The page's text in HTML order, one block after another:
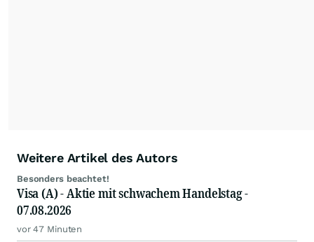
Weitere Artikel des Autors
Besonders beachtet!
Visa (A) - Aktie mit schwachem Handelstag -
07.08.2026
vor 47 Minuten